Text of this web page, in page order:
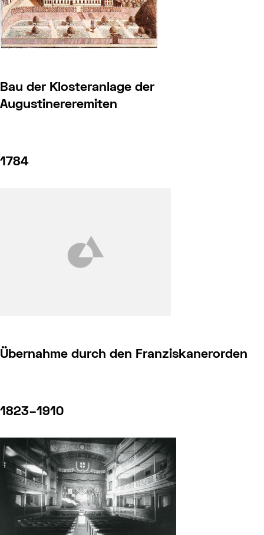
Bau der Klosteranlage der
Augustinereremiten
1784
Übernahme durch den Franziskanerorden
1823–1910